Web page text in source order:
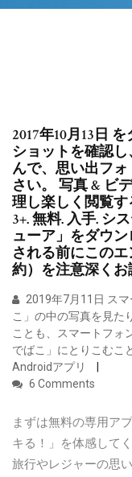
2017年10月13日
ショットを確認
んで、思い出フ
さい。 写真 & ビ
理し楽しく閲覧
3+. 無料. 入手. シ
ューア」をダウ
される前にこの
約）を注意深くお
2019年7月11日 ス
こ」の中の写真を見た
ことも、スマートフォ
でばこ」にとりこむこ
Androidアプリ
6 Comments
まずは無料の専用ア
キる！」を体感して
旅行やレジャーの思